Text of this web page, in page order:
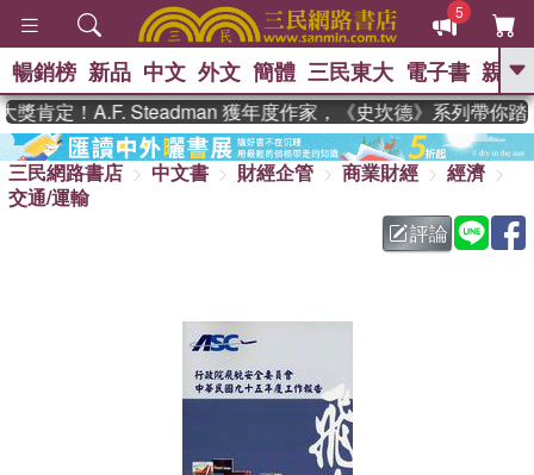
5
GO
熱搜： 東野圭吾 、 高希均教授回憶錄
、 The Odyssey 、 父親節 、 花開錦
數學女孩：黎曼猜想
、 如果歷史是一
暢銷榜 新品 中文 外文 簡體 三民東大 電子書 親子
肯定！A.F. Steadman 獲年度作家，《史坎德》系列帶你踏
三民網路書店 中文書 財經企管 商業財經
經濟
交通/運輸
評論